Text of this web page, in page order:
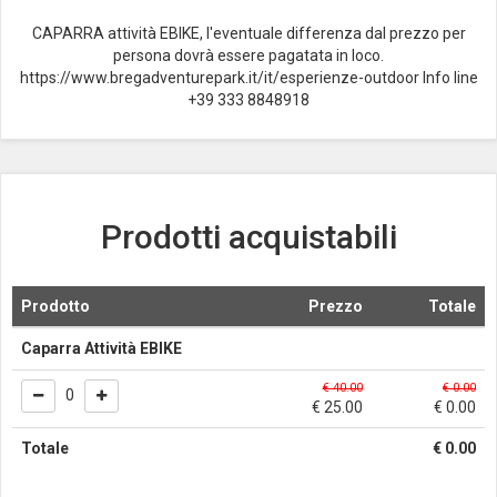
CAPARRA attività EBIKE, l'eventuale differenza dal prezzo per
persona dovrà essere pagatata in loco.
https://www.bregadventurepark.it/it/esperienze-outdoor Info line
+39 333 8848918
Prodotti acquistabili
Prodotto Prezzo Totale
Caparra Attività EBIKE
0 € 40.00
€ 25.00
€0.00
€ 0.00
Totale € 0.00